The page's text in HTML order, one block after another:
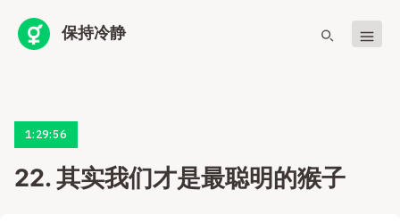
保持冷静
1:29:56
22. 其实我们才是最聪明的猴子